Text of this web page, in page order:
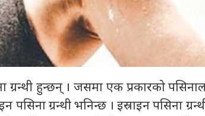
ग्रन्थी हुन्छन् । जसमा एक प्रकारको
पसिना ग्रन्थी भनिन्छ । इस्राइन पसिना